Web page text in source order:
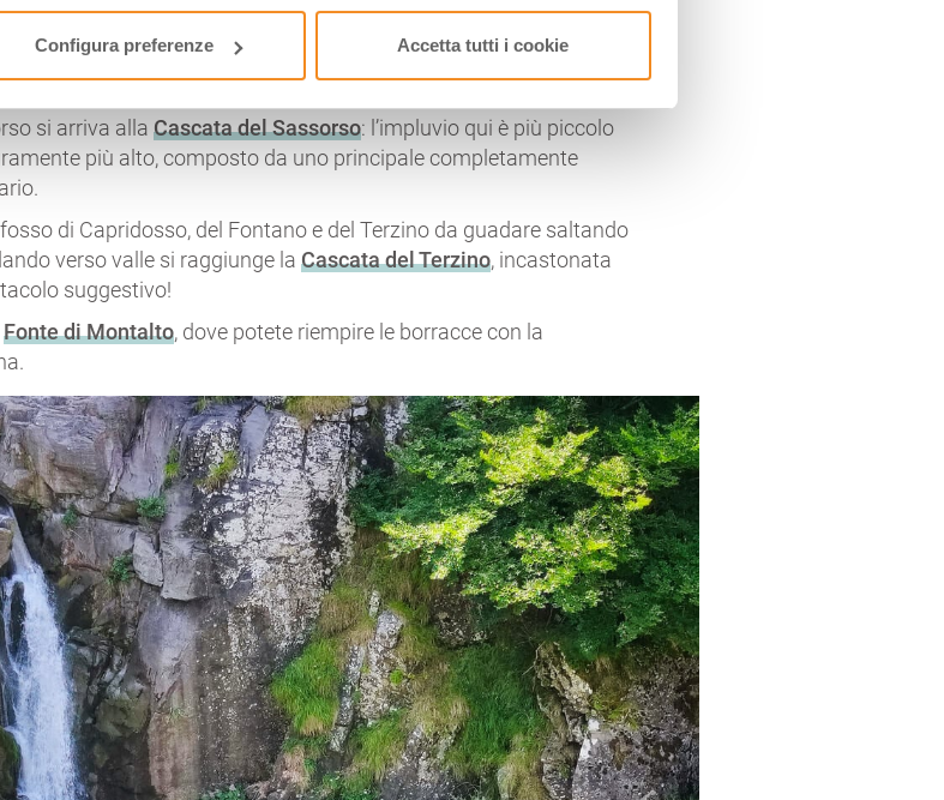
Configura preferenze Accetta tutti i cookie
questo primo salto.
arriva allaCascata della Bandita
, dove potrete fare una pausa sui
lo scenario che vi circonda.
si arriva allaCascata del Sassorso: l’impluvio qui è più piccolo
più alto, composto da uno principale completamente
di Capridosso, del Fontano e del Terzino da guadare saltando
verso valle si raggiunge laCascata del Terzino, incastonata
suggestivo!
Fonte di Montalto, dove potete riempire le borracce con la